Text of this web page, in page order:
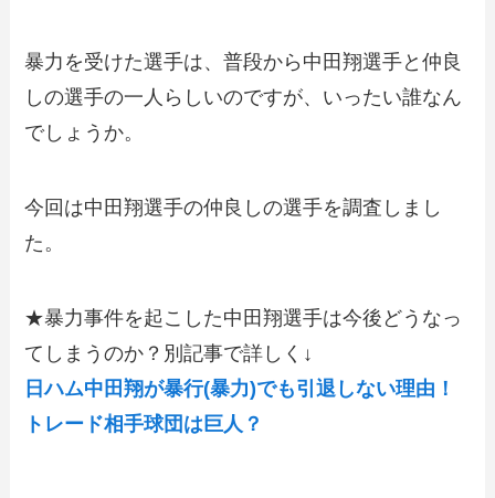
暴力を受けた選手は、普段から中田翔選手と仲良
しの選手の一人らしいのですが、いったい誰なん
でしょうか。
今回は中田翔選手の仲良しの選手を調査しまし
た。
★暴力事件を起こした中田翔選手は今後どうなっ
てしまうのか？別記事で詳しく↓
日ハム中田翔が暴行(暴力)でも引退しない理由！
トレード相手球団は巨人？